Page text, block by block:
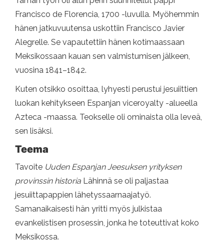
Francisco de Florencia, 1700 -luvulla. Myöhemmin
hänen jatkuvuutensa uskottiin Francisco Javier
Alegrelle. Se vapautettiin hänen kotimaassaan
Meksikossaan kauan sen valmistumisen jälkeen,
vuosina 1841–1842.
Kuten otsikko osoittaa, lyhyesti perustui jesuiittien
luokan kehitykseen Espanjan viceroyalty -alueella
Azteca -maassa. Teokselle oli ominaista olla leveä,
sen lisäksi.
Teema
Tavoite Uuden Espanjan Jeesuksen yrityksen
provinssin historia Lähinnä se oli paljastaa
jesuiittapappien lähetyssaarnaajatyö.
Samanaikaisesti hän yritti myös julkistaa
evankelistisen prosessin, jonka he toteuttivat koko
Meksikossa.